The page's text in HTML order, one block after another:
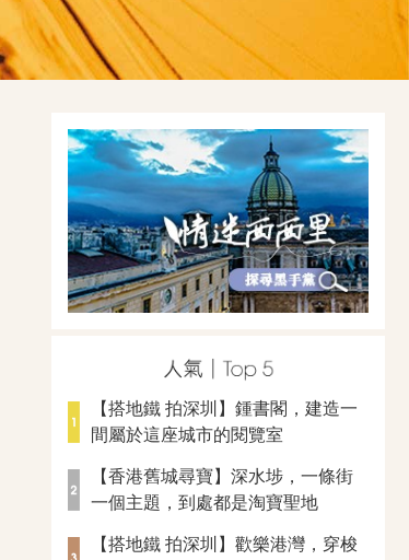
【搭地鐵 拍深圳】鍾書閣，建造一
間屬於這座城市的閱覽室
【香港舊城尋寶】深水埗，一條街
一個主題，到處都是淘寶聖地
【搭地鐵 拍深圳】歡樂港灣，穿梭